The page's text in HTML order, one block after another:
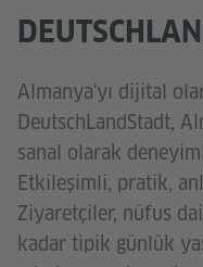
Almanya'yı dijital
DeutschLandStadt,
sanal olarak
Etkileşimli, pratik,
Ziyaretçiler, nüfus
kadar tipik günlük